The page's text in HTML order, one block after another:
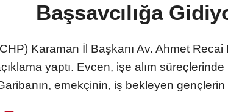
Başsavcılığa
Karaman İl Başkanı Av. Ahmet
yaptı. Evcen, işe alım
emekçinin, iş bekleyen gençlerin